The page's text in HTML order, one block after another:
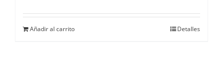
Añadir al carrito Detalles